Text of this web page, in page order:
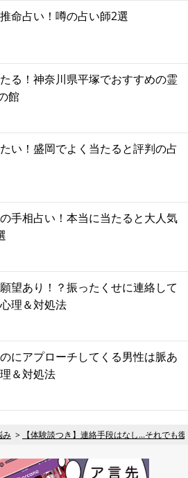
命占い！噂の占い師2選
る！神奈川県平塚でおすすめの霊
館
い！盛岡でよく当たると評判の占
手相占い！本当に当たると大人気
望あり！？振ったくせに連絡して
理＆対処法
にアプローチしてくる男性は脈あ
＆対処法
み 【体験談つき】連絡手段はなし...それでも